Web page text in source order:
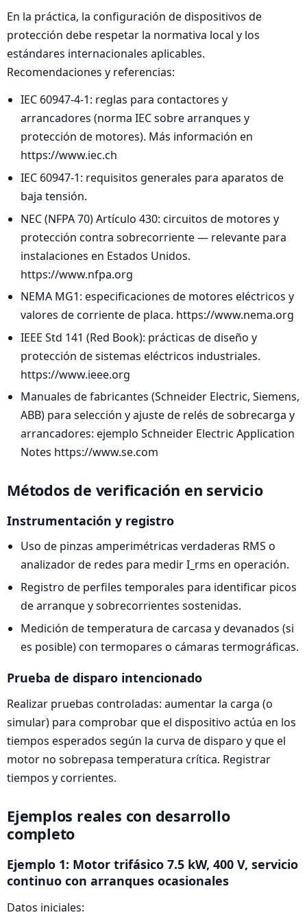
En la práctica, la configuración de dispositivos de
protección debe respetar la normativa local y los
estándares internacionales aplicables.
Recomendaciones y referencias:
IEC 60947-4-1: reglas para contactores y
arrancadores (norma IEC sobre arranques y
protección de motores). Más información en
https://www.iec.ch
IEC 60947-1: requisitos generales para aparatos de
baja tensión.
NEC (NFPA 70) Artículo 430: circuitos de motores y
protección contra sobrecorriente — relevante para
instalaciones en Estados Unidos.
https://www.nfpa.org
NEMA MG1: especificaciones de motores eléctricos y
valores de corriente de placa. https://www.nema.org
IEEE Std 141 (Red Book): prácticas de diseño y
protección de sistemas eléctricos industriales.
https://www.ieee.org
Manuales de fabricantes (Schneider Electric, Siemens,
ABB) para selección y ajuste de relés de sobrecarga y
arrancadores: ejemplo Schneider Electric Application
Notes https://www.se.com
Métodos de verificación en servicio
Instrumentación y registro
Uso de pinzas amperimétricas verdaderas RMS o
analizador de redes para medir I_rms en operación.
Registro de perfiles temporales para identificar picos
de arranque y sobrecorrientes sostenidas.
Medición de temperatura de carcasa y devanados (si
es posible) con termopares o cámaras termográficas.
Prueba de disparo intencionado
Realizar pruebas controladas: aumentar la carga (o
simular) para comprobar que el dispositivo actúa en los
tiempos esperados según la curva de disparo y que el
motor no sobrepasa temperatura crítica. Registrar
tiempos y corrientes.
Ejemplos reales con desarrollo
completo
Ejemplo 1: Motor trifásico 7.5 kW, 400 V, servicio
continuo con arranques ocasionales
Datos iniciales: